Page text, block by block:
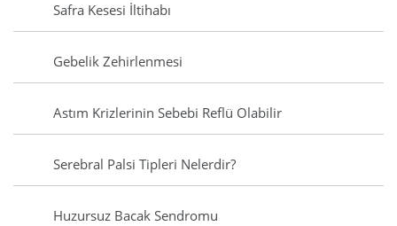
Safra Kesesi İltihabı
Gebelik Zehirlenmesi
Astım Krizlerinin Sebebi Reflü Olabilir
Serebral Palsi Tipleri Nelerdir?
Huzursuz Bacak Sendromu